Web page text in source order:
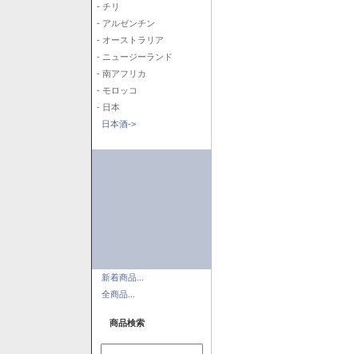
- チリ
- アルゼンチン
- オーストラリア
- ニュージーランド
- 南アフリカ
- モロッコ
- 日本
日本酒->
新着商品...
全商品...
商品検索